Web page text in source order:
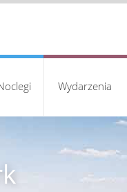
Wydarzenia